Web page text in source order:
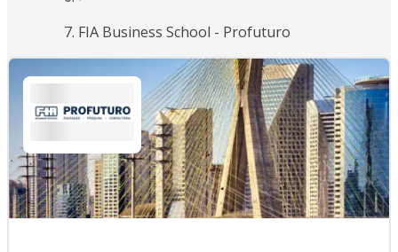
FIA Business School - Profuturo